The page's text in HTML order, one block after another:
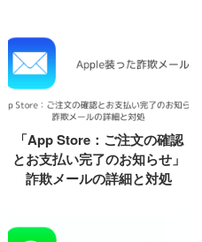
「App Store：ご注文の確認
とお支払い完了のお知らせ」
詐欺メールの詳細と対処